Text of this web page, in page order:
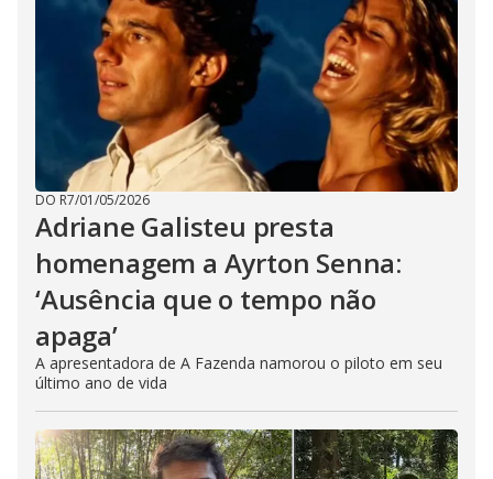
DO R7/01/05/2026
Adriane Galisteu presta
homenagem a Ayrton Senna:
‘Ausência que o tempo não
apaga’
A apresentadora de A Fazenda namorou o piloto em seu
último ano de vida